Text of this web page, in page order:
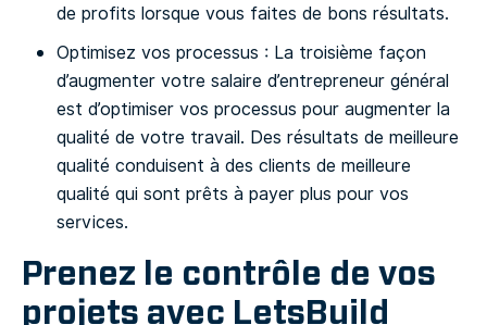
de profits lorsque vous faites de bons résultats.
Optimisez vos processus : La troisième façon
d’augmenter votre salaire d’entrepreneur général
est d’optimiser vos processus pour augmenter la
qualité de votre travail. Des résultats de meilleure
qualité conduisent à des clients de meilleure
qualité qui sont prêts à payer plus pour vos
services.
Prenez le contrôle de vos
projets avec LetsBuild